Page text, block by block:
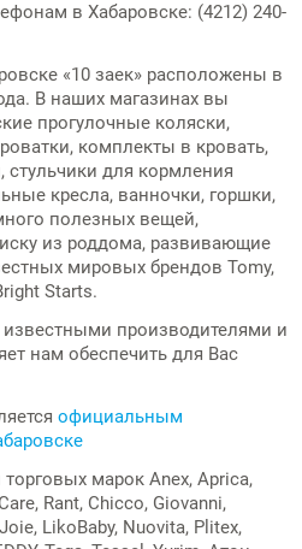
в Хабаровске: (4212) 240-
«10 заек» расположены в
В наших магазинах вы
прогулочные коляски,
комплекты в кровать,
для кормления
кресла, ванночки, горшки,
полезных вещей,
из роддома, развивающие
мировых брендов Tomy,
Starts.
производителями и
нам обеспечить для Вас
официальным
марок Anex, Aprica,
Rant, Chicco, Giovanni,
LikoBaby, Nuovita, Plitex,